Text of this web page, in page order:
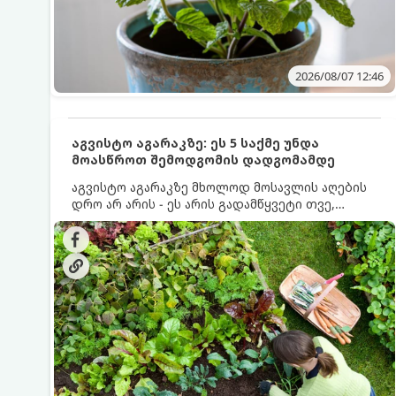
2026/08/07 12:46
აგვისტო აგარაკზე: ეს 5 საქმე უნდა
მოასწროთ შემოდგომის დადგომამდე
აგვისტო აგარაკზე მხოლოდ მოსავლის აღების
დრო არ არის - ეს არის გადამწყვეტი თვე,
როდესაც საფუძველი ეყრება მომავალი წლის
მოსავალს და ბაღი მზადდება შემოდგომა-
ზამთრის სეზონისთვის. იმისათვის, რომ
ნიადაგმა ენერგია აღიდგინოს, ხოლო
მცენარეებმა ზამთარს გაუძლონ, აგვისტოს
ბოლომდე 5 მნიშვნელოვანი საქმის გაკეთება
უნდა მოასწროთ: